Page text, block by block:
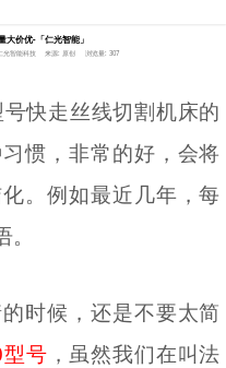
大价优-「仁光智能」
光智能科技 来源: 原创
浏览量: 307
号快走丝线切割机床的
惯，非常的好，会将
。例如最近几年，每
时候，还是不要太简
型号 ，虽然我们在叫法